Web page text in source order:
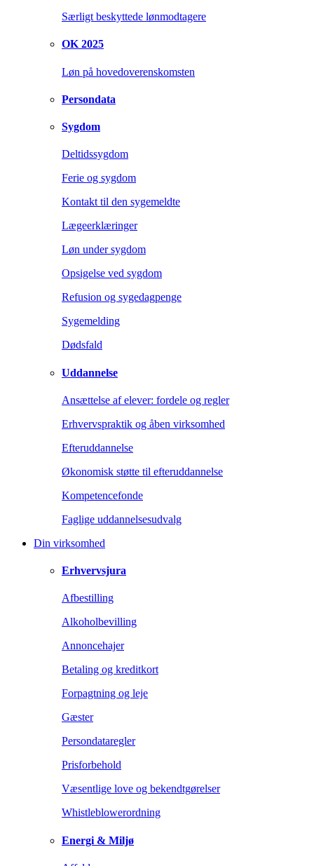
Særligt beskyttede lønmodtagere
OK 2025
Løn på hovedoverenskomsten
Persondata
Sygdom
Deltidssygdom
Ferie og sygdom
Kontakt til den sygemeldte
Lægeerklæringer
Løn under sygdom
Opsigelse ved sygdom
Refusion og sygedagpenge
Sygemelding
Dødsfald
Uddannelse
Ansættelse af elever: fordele og regler
Erhvervspraktik og åben virksomhed
Efteruddannelse
Økonomisk støtte til efteruddannelse
Kompetencefonde
Faglige uddannelsesudvalg
Din virksomhed
Erhvervsjura
Afbestilling
Alkoholbevilling
Annoncehajer
Betaling og kreditkort
Forpagtning og leje
Gæster
Persondataregler
Prisforbehold
Væsentlige love og bekendtgørelser
Whistleblowerordning
Energi & Miljø